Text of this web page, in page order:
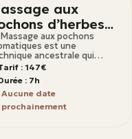
aux
d’herbes
:
un rituel
bien-être
aux pochons
est une
ancestrale qui
la chaleur, les plantes
et des
enveloppantes
offrir
: 147€
: 7h
Aucune date
prochainement